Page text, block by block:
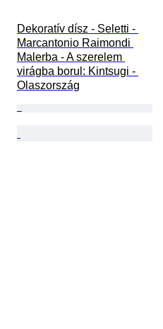
Dekoratív dísz - Seletti -
Marcantonio Raimondi
Malerba - A szerelem
virágba borul: Kintsugi -
Olaszország